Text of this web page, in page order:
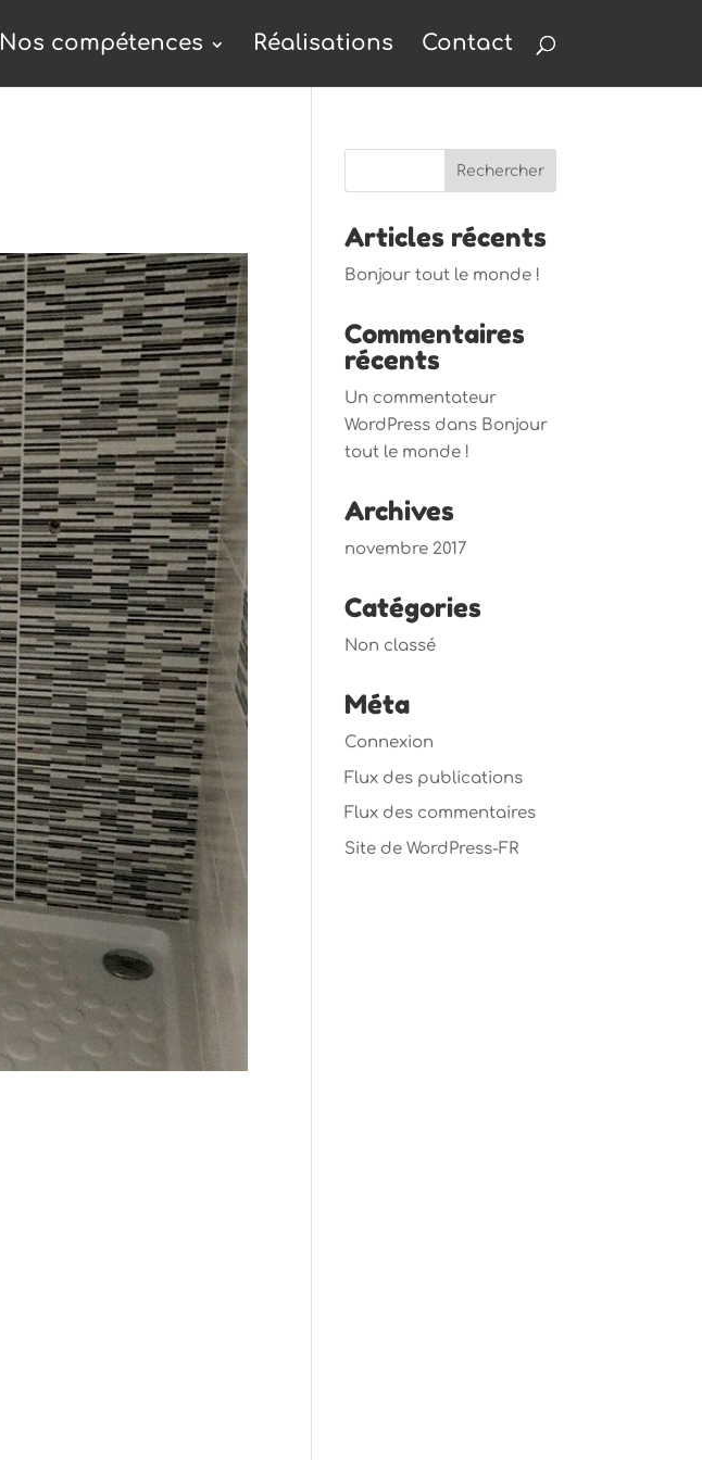
Nos compétences Réalisations Contact
Articles récents
Bonjour tout le monde !
Commentaires
récents
Un commentateur
WordPress dans Bonjour
tout le monde !
Archives
novembre 2017
Catégories
Non classé
Méta
Connexion
Flux des publications
Flux des commentaires
Site de WordPress-FR